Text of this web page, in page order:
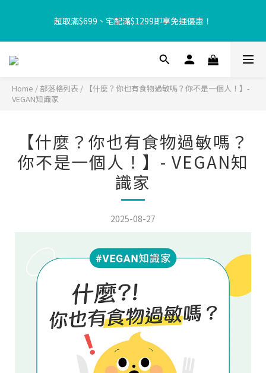
【8月限定⏰】玩遊戲換好禮🎁 豆豆夏令營 等你來報名‼️
超取滿$699、宅配滿$1299即享免運優惠！
【加入樂友享優惠‼️】現在加入會員立享入會禮金 $100，再享全館
【8月限定⏰】玩遊戲換好禮🎁 豆豆夏令營 等你來報名‼️
Home / 部落格列表 /
【什麼？你也有食物過敏嗎？你不是一個人！】-
VEGAN知識家
【什麼？你也有食物過敏嗎？
你不是一個人！】- VEGAN知
識家
2025-08-27